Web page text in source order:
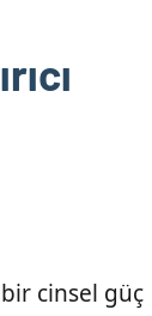
cinsel güç